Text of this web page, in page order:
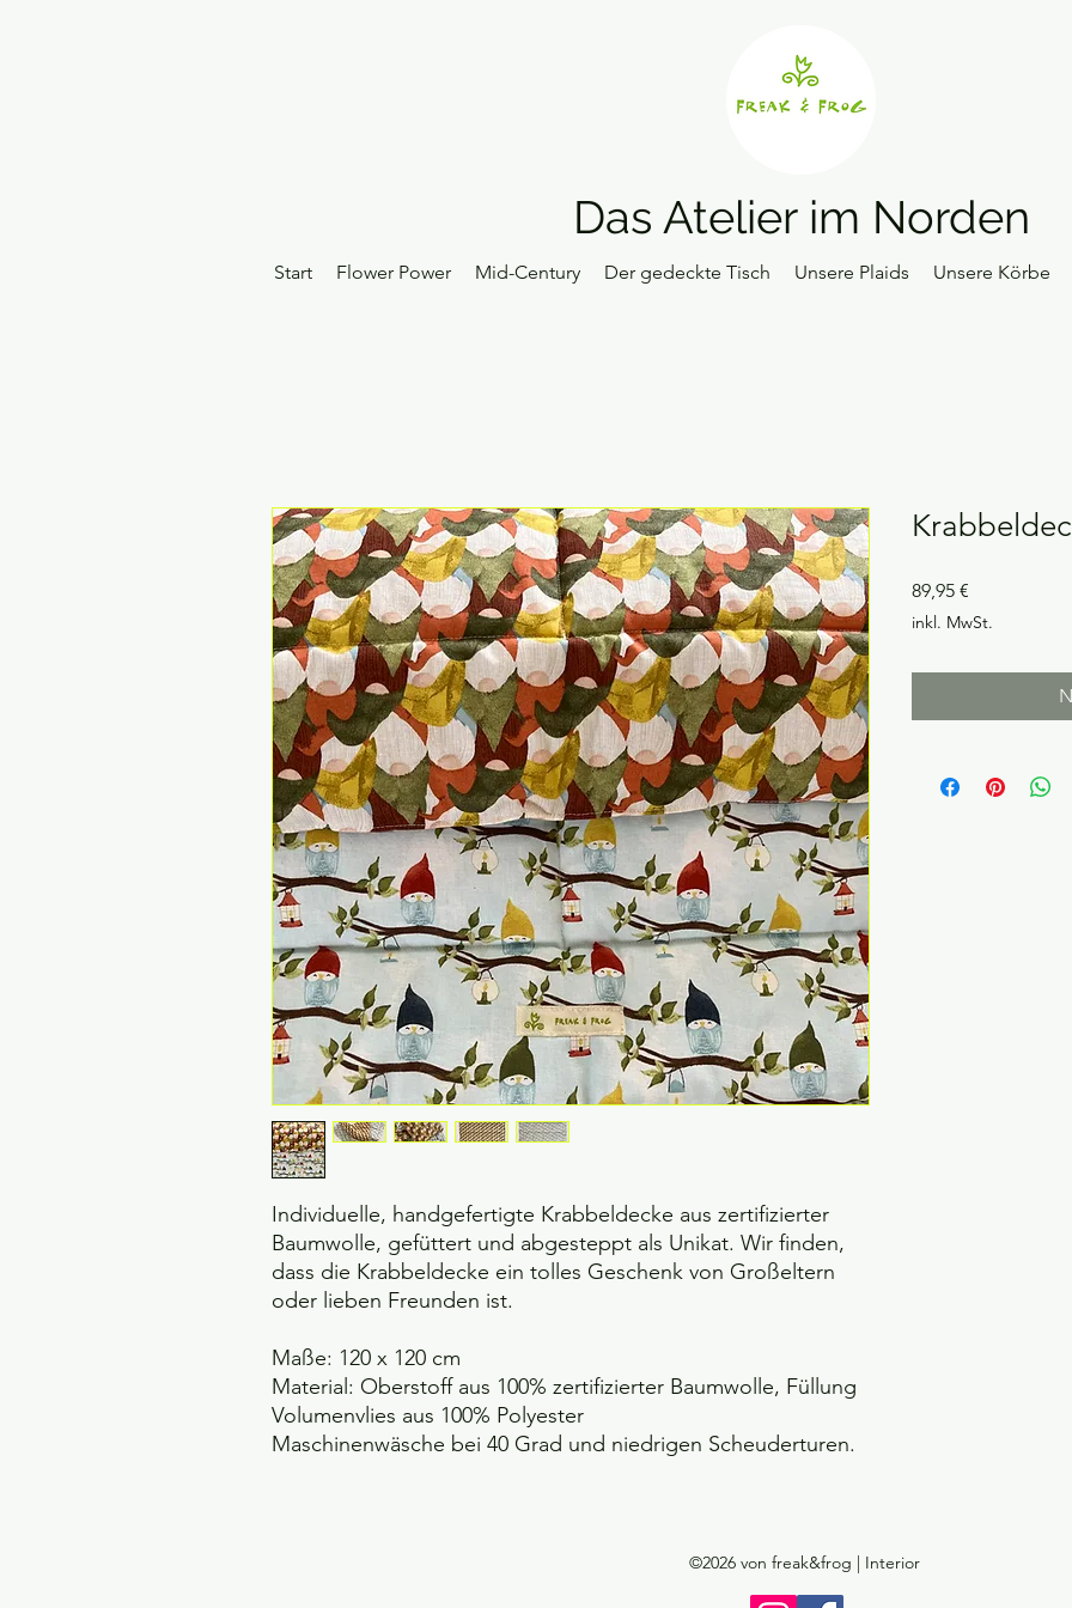
Das Atelier im Norden
Start Flower Power Mid-Century Der gedeckte Tisch Unsere Plaids Unsere Körbe
Individuelle, handgefertigte Krabbeldecke aus zertifizierter
Baumwolle, gefüttert und abgesteppt als Unikat. Wir finden,
dass die Krabbeldecke ein tolles Geschenk von Großeltern
oder lieben Freunden ist.
Maße: 120 x 120 cm
Material: Oberstoff aus 100% zertifizierter Baumwolle, Füllung
Volumenvlies aus 100% Polyester
Maschinenwäsche bei 40 Grad und niedrigen Scheuderturen.
89,95 €
inkl. MwSt.
©2026von freak&frog | Interior